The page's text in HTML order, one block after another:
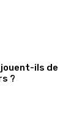
ils de
?